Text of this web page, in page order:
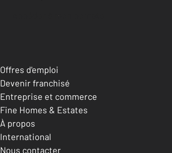
Accéder à mon compte
Offres d'emploi
Devenir franchisé
Entreprise et commerce
Fine Homes & Estates
À propos
International
Nous contacter